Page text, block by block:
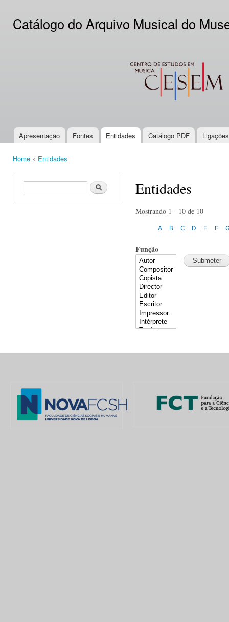
Catálogo do Arquivo Musical do
CESEM
Main menu
Apresentação Fontes Entidades Catálogo PDF
Home » Entidades
Search form Search Entidades
Mostrando 1 - 10 de 10
A B C D E F
Função